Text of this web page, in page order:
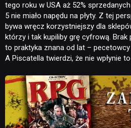
tego roku w USA aż 52%
5 nie miało napędu na płyty. Z tej
bywa wręcz korzystniejszy dla
którzy i tak kupiliby grę cyfrową. Brak
to praktyka znana od lat –
A Piscatella twierdzi, że nie wpłynie